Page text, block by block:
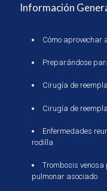
Información
Cómo aprovechar
Preparándose
Cirugía de
Cirugía de
Enfermedades
rodilla
Trombosis
pulmonar asociado